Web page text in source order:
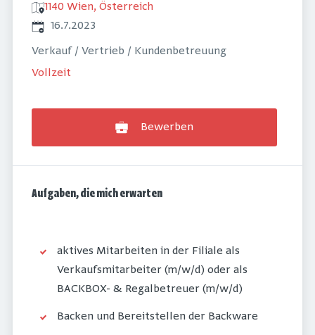
1140 Wien, Österreich
Veröffentlicht
16.7.2023
Verkauf / Vertrieb / Kundenbetreuung
Vollzeit
Bewerben
Aufgaben, die mich erwarten
aktives Mitarbeiten in der Filiale als
Verkaufsmitarbeiter (m/w/d) oder als
BACKBOX- & Regalbetreuer (m/w/d)
Backen und Bereitstellen der Backware